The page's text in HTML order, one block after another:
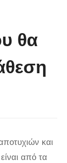
Τομ
θα
και
από τα